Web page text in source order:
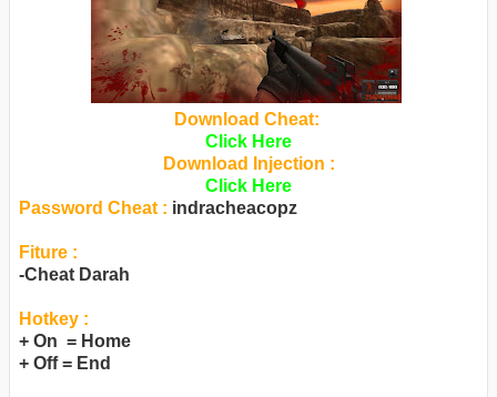
Download Cheat:
Click Here
Download Injection :
Click Here
Password Cheat : indracheacopz
Fiture :
-Cheat Darah
Hotkey :
+ On = Home
+ Off = End